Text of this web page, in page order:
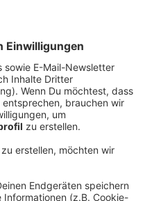
Um unser Trinkwasser